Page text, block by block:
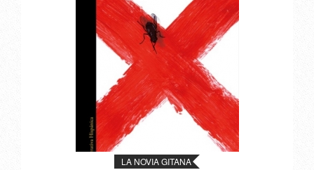
LA NOVIA GITANA